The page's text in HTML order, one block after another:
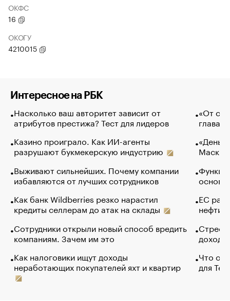
ОКФС
16
ОКОГУ
4210015
Интересное на РБК
Насколько ваш авторитет зависит от
атрибутов престижа? Тест для лидеров
Казино проиграло. Как ИИ-агенты
разрушают букмекерскую индустрию
Выживают сильнейших. Почему компании
избавляются от лучших сотрудников
Как банк Wildberries резко нарастил
кредиты селлерам до атак на склады
Сотрудники открыли новый способ вредить
компаниям. Зачем им это
Как налоговики ищут доходы
неработающих покупателей яхт и квартир
«От
глава
Маск в
основ
ЕС
нефти
Что
для